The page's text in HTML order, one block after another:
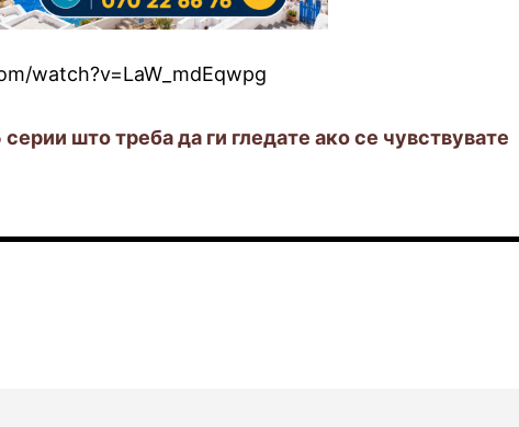
watch?v=LaW_mdEqwpg
серии што треба да ги гледате ако се чувствувате